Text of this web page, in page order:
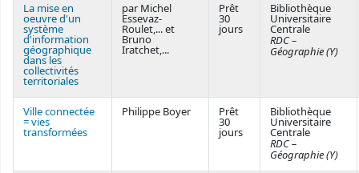
La mise en
oeuvre d'un
système
d'information
géographique
dans les
collectivités
territoriales
par Michel
Essevaz-
Roulet,... et
Bruno
Iratchet,...
Prêt
30
jours
Bibliothèque
Universitaire
Centrale
RDC –
Géographie (Y)
Ville connectée
= vies
transformées
Philippe Boyer Prêt
30
jours
Bibliothèque
Universitaire
Centrale
RDC –
Géographie (Y)